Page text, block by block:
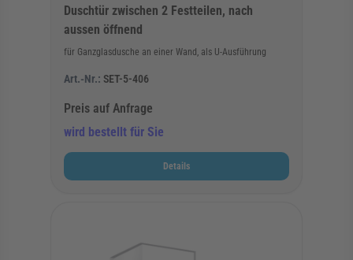
Duschtür zwischen 2 Festteilen, nach
aussen öffnend
für Ganzglasdusche an einer Wand, als U-Ausführung
Art.-Nr.: SET-5-406
Preis auf Anfrage
wird bestellt für Sie
Details